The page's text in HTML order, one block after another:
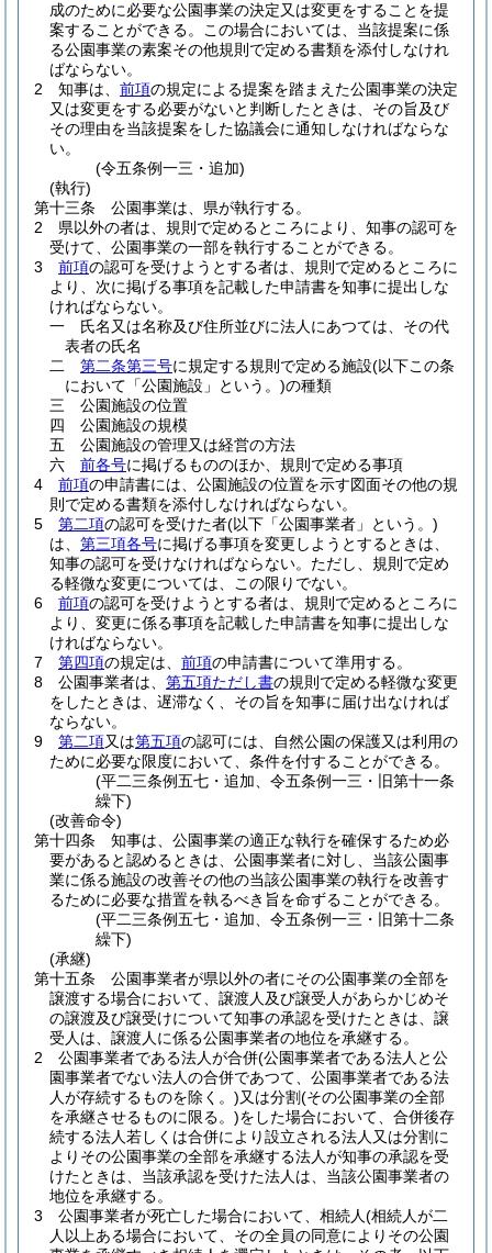
成のために必要な公園事業の決定又は変更をすることを提
案することができる。
この場合においては、当該提案に係
る公園事業の素案その他規則で定める書類を添付しなけれ
ばならない。
2
知事は、 前項の規定による提案を踏まえた公園事業の決定
又は変更をする必要がないと判断したときは、その旨及び
その理由を当該提案をした協議会に通知しなければならな
い。
(令五条例一三・追加)
(執行)
第十三条
公園事業は、県が執行する。
2
県以外の者は、規則で定めるところにより、知事の認可を
受けて、公園事業の一部を執行することができる。
3
前項の認可を受けようとする者は、規則で定めるところに
より、次に掲げる事項を記載した申請書を知事に提出しな
ければならない。
一
氏名又は名称及び住所並びに法人にあつては、その代
表者の氏名
二
第二条第三号に規定する規則で定める施設(以下この条
において「公園施設」という。)の種類
三
公園施設の位置
四
公園施設の規模
五
公園施設の管理又は経営の方法
六
前各号に掲げるもののほか、規則で定める事項
4
前項の申請書には、公園施設の位置を示す図面その他の規
則で定める書類を添付しなければならない。
5
第二項の認可を受けた者(以下「公園事業者」という。)
は、 第三項各号に掲げる事項を変更しようとするときは、
知事の認可を受けなければならない。 ただし、規則で定め
る軽微な変更については、この限りでない。
6
前項の認可を受けようとする者は、規則で定めるところに
より、変更に係る事項を記載した申請書を知事に提出しな
ければならない。
7
第四項の規定は、 前項の申請書について準用する。
8
公園事業者は、 第五項ただし書の規則で定める軽微な変更
をしたときは、遅滞なく、その旨を知事に届け出なければ
ならない。
9
第二項又は第五項の認可には、自然公園の保護又は利用の
ために必要な限度において、条件を付することができる。
(平二三条例五七・追加、令五条例一三・旧第十一条
繰下)
(改善命令)
第十四条
知事は、公園事業の適正な執行を確保するため必
要があると認めるときは、公園事業者に対し、当該公園事
業に係る施設の改善その他の当該公園事業の執行を改善す
るために必要な措置を執るべき旨を命ずることができる。
(平二三条例五七・追加、令五条例一三・旧第十二条
繰下)
(承継)
第十五条
公園事業者が県以外の者にその公園事業の全部を
譲渡する場合において、譲渡人及び譲受人があらかじめそ
の譲渡及び譲受けについて知事の承認を受けたときは、譲
受人は、譲渡人に係る公園事業者の地位を承継する。
2
公園事業者である法人が合併(公園事業者である法人と公
園事業者でない法人の合併であつて、公園事業者である法
人が存続するものを除く。)又は分割(その公園事業の全部
を承継させるものに限る。)をした場合において、合併後存
続する法人若しくは合併により設立される法人又は分割に
よりその公園事業の全部を承継する法人が知事の承認を受
けたときは、当該承認を受けた法人は、当該公園事業者の
地位を承継する。
3
公園事業者が死亡した場合において、相続人(相続人が二
人以上ある場合において、その全員の同意によりその公園